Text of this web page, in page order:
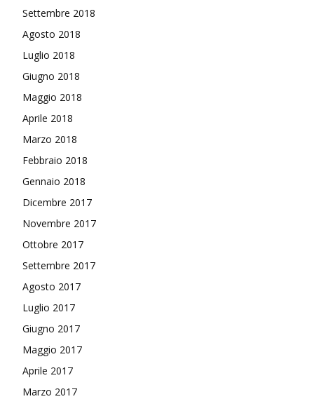
Settembre 2018
Agosto 2018
Luglio 2018
Giugno 2018
Maggio 2018
Aprile 2018
Marzo 2018
Febbraio 2018
Gennaio 2018
Dicembre 2017
Novembre 2017
Ottobre 2017
Settembre 2017
Agosto 2017
Luglio 2017
Giugno 2017
Maggio 2017
Aprile 2017
Marzo 2017